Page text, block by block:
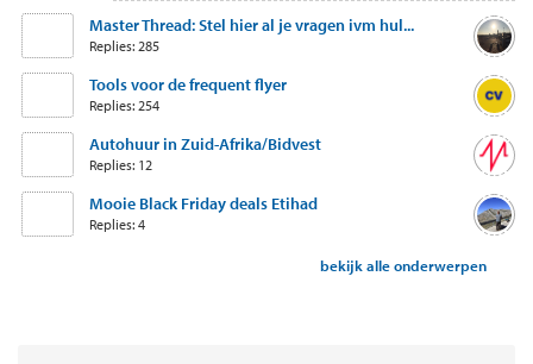
Master Thread: Stel hier al je vragen ivm hul...
Replies: 285
Tools voor de frequent flyer
Replies: 254
Autohuur in Zuid-Afrika/Bidvest
Replies: 12
Mooie Black Friday deals Etihad
Replies: 4
bekijk alle onderwerpen